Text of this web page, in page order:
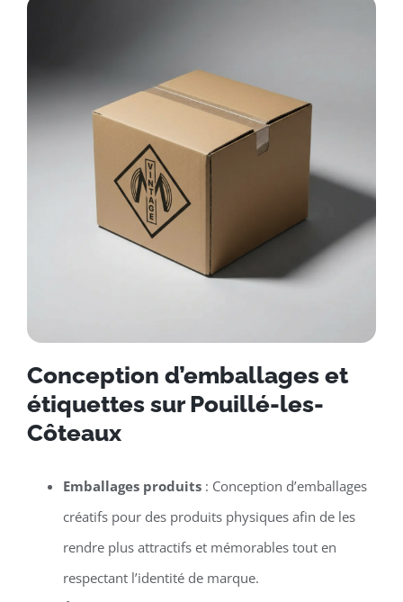
Conception d’emballages et
étiquettes sur Pouillé-les-
Côteaux
Emballages produits: Conception d’emballages
créatifs pour des produits physiques afin de les
rendre plus attractifs et mémorables tout en
respectant l’identité de marque.